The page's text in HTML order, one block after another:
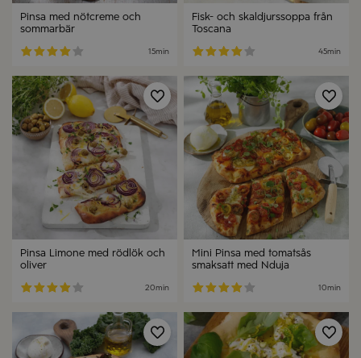
Pinsa med nötcreme och
sommarbär
15min
Fisk- och skaldjurssoppa från
Toscana
45min
Spara
Pinsa Limone med rödlök och
oliver
20min
Mini Pinsa med tomatsås
smaksatt med Nduja
10min
Spara